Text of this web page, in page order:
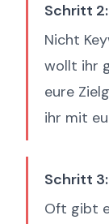
Schritt
Nicht
wollt ihr
eure
ihr mit
Schritt
Oft gibt